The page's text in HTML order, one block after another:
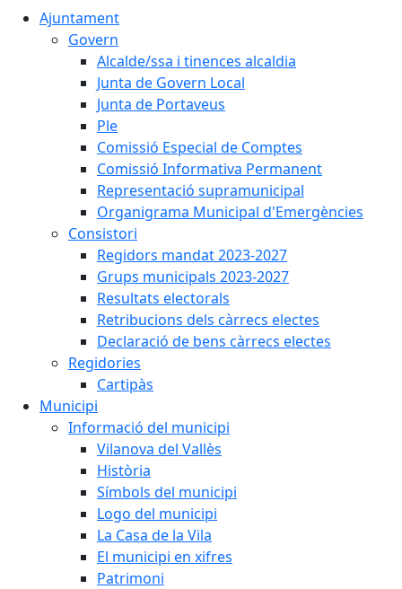
Ajuntament
Govern
Alcalde/ssa i tinences alcaldia
Junta de Govern Local
Junta de Portaveus
Ple
Comissió Especial de Comptes
Comissió Informativa Permanent
Representació supramunicipal
Organigrama Municipal d'Emergències
Consistori
Regidors mandat 2023-2027
Grups municipals 2023-2027
Resultats electorals
Retribucions dels càrrecs electes
Declaració de bens càrrecs electes
Regidories
Cartipàs
Municipi
Informació del municipi
Vilanova del Vallès
Història
Símbols del municipi
Logo del municipi
La Casa de la Vila
El municipi en xifres
Patrimoni